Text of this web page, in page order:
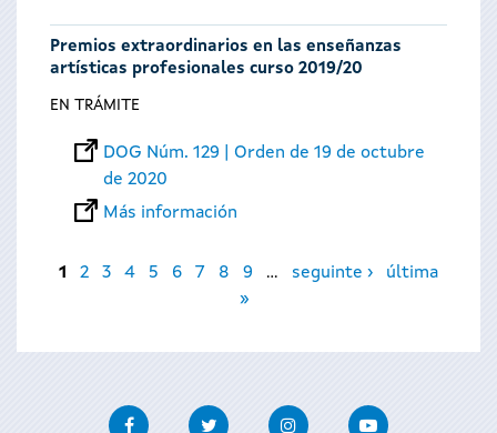
Premios extraordinarios en las enseñanzas
artísticas profesionales curso 2019/20
EN TRÁMITE
DOG Núm. 129 | Orden de 19 de octubre
de 2020
Más información
Páginas
1 2 3 4 5 6 7 8 9 … seguinte ›
última
»
FacebookTwitter InstagramYoutube